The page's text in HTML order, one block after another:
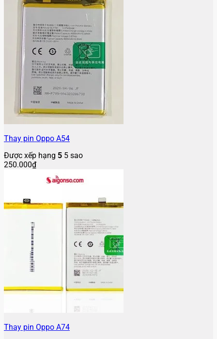
Thay pin Oppo A54
Được xếp hạng 5 5 sao
250.000₫
Thay pin Oppo A74